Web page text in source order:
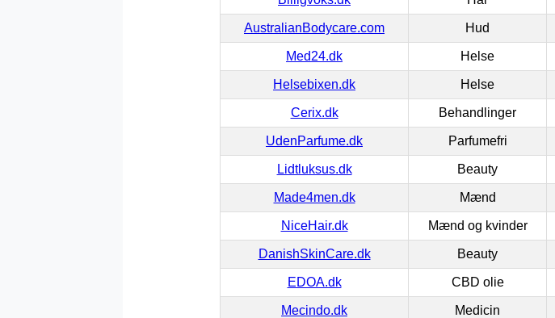
AustralianBodycare.com Hud
Med24.dk Helse
Helsebixen.dk Helse
Cerix.dk Behandlinger
UdenParfume.dk Parfumefri
Lidtluksus.dk Beauty
Made4men.dk Mænd
NiceHair.dk Mænd og kvinder
DanishSkinCare.dk Beauty
EDOA.dk CBD olie
Mecindo.dk Medicin